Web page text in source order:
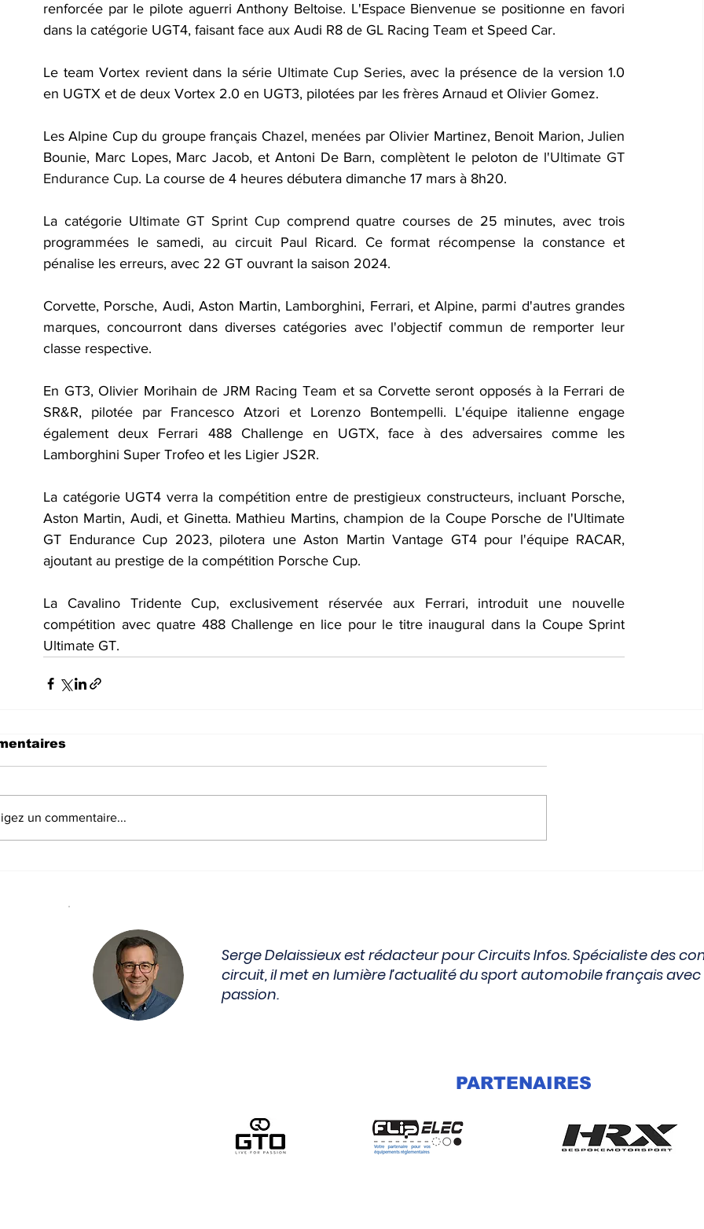
renforcée par le pilote aguerri Anthony Beltoise. L'Espace Bienvenue se positionne en favori
dans la catégorie UGT4, faisant face aux Audi R8 de GL Racing Team et Speed Car.
Le team Vortex revient dans la série Ultimate Cup Series, avec la présence de la version 1.0
en UGTX et de deux Vortex 2.0 en UGT3, pilotées par les frères Arnaud et Olivier Gomez.
Les Alpine Cup du groupe français Chazel, menées par Olivier Martinez, Benoit Marion, Julien
Bounie, Marc Lopes, Marc Jacob, et Antoni De Barn, complètent le peloton de l'Ultimate GT
Endurance Cup. La course de 4 heures débutera dimanche 17 mars à 8h20.
La catégorie Ultimate GT Sprint Cup comprend quatre courses de 25 minutes, avec trois
programmées le samedi, au circuit Paul Ricard. Ce format récompense la constance et
pénalise les erreurs, avec 22 GT ouvrant la saison 2024.
Corvette, Porsche, Audi, Aston Martin, Lamborghini, Ferrari, et Alpine, parmi d'autres grandes
marques, concourront dans diverses catégories avec l'objectif commun de remporter leur
classe respective.
En GT3, Olivier Morihain de JRM Racing Team et sa Corvette seront opposés à la Ferrari de
SR&R, pilotée par Francesco Atzori et Lorenzo Bontempelli. L'équipe italienne engage
également deux Ferrari 488 Challenge en UGTX, face à des adversaires comme les
Lamborghini Super Trofeo et les Ligier JS2R.
La catégorie UGT4 verra la compétition entre de prestigieux constructeurs, incluant Porsche,
Aston Martin, Audi, et Ginetta. Mathieu Martins, champion de la Coupe Porsche de l'Ultimate
GT Endurance Cup 2023, pilotera une Aston Martin Vantage GT4 pour l'équipe RACAR,
ajoutant au prestige de la compétition Porsche Cup.
La Cavalino Tridente Cup, exclusivement réservée aux Ferrari, introduit une nouvelle
compétition avec quatre 488 Challenge en lice pour le titre inaugural dans la Coupe Sprint
Ultimate GT.
un commentaire...
Serge Delaissieux est rédacteur pour Circuits Infos. Spécialiste des
circuit, il met en lumière l’actualité du sport automobile français
passion.
PARTENAIRES